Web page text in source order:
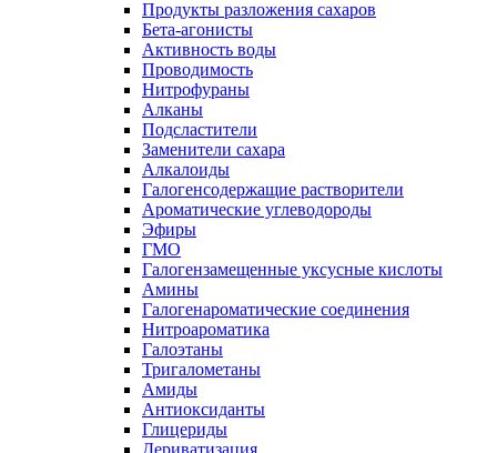
Продукты разложения сахаров
Бета-агонисты
Активность воды
Проводимость
Нитрофураны
Алканы
Подсластители
Заменители сахара
Алкалоиды
Галогенсодержащие растворители
Ароматические углеводороды
Эфиры
ГМО
Галогензамещенные уксусные кислоты
Амины
Галогенароматические соединения
Нитроароматика
Галоэтаны
Тригалометаны
Амиды
Антиоксиданты
Глицериды
Дериватизация